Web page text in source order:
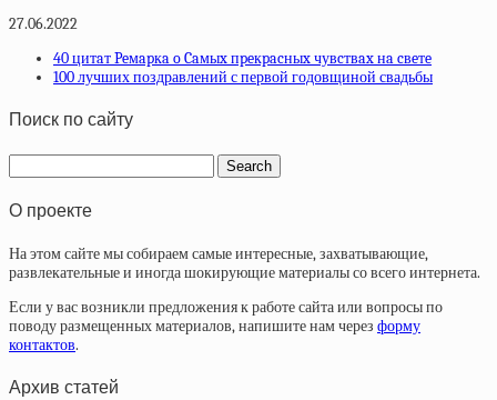
27.06.2022
40 цитaт Peмapкa o Caмыx пpeкpacныx чувcтвax нa cвeтe
100 лучших поздравлений с первой годовщиной свадьбы
Поиск по сайту
О проекте
На этом сайте мы собираем самые интересные, захватывающие,
развлекательные и иногда шокирующие материалы со всего интернета.
Если у вас возникли предложения к работе сайта или вопросы по
поводу размещенных материалов, напишите нам через форму
контактов.
Архив статей